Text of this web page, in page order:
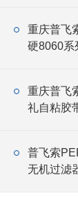
重庆普飞
硬8060系
重庆普飞
礼自粘胶
普飞索
无机过滤